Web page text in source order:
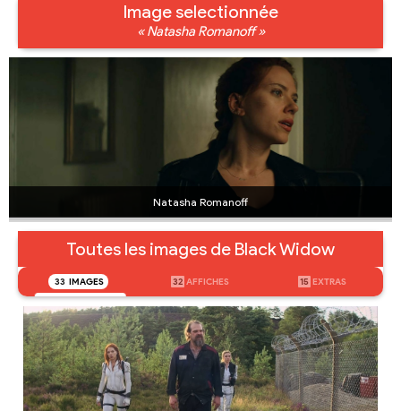
Image selectionnée
« Natasha Romanoff »
Natasha Romanoff
Toutes les images de Black Widow
33 IMAGES 32 AFFICHES 15 EXTRAS